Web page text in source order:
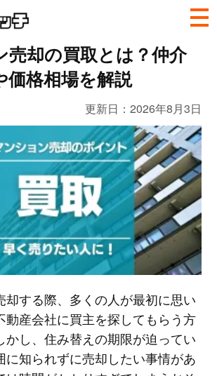
売却の買取とは？仲介
価格相場を解説
更新日：2026年8月3日
却する際、多くの人が最初に思い
動産会社に買主を探してもらう方
かし、住み替えの期限が迫ってい
に知られずに売却したい事情があ